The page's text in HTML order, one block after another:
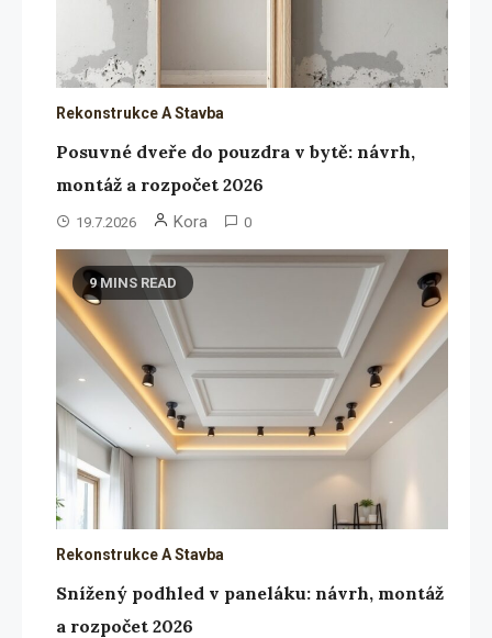
Rekonstrukce A Stavba
Posuvné dveře do pouzdra v bytě: návrh,
montáž a rozpočet 2026
19.7.2026 Kora 0
9 MINS READ
Rekonstrukce A Stavba
Snížený podhled v paneláku: návrh, montáž
a rozpočet 2026